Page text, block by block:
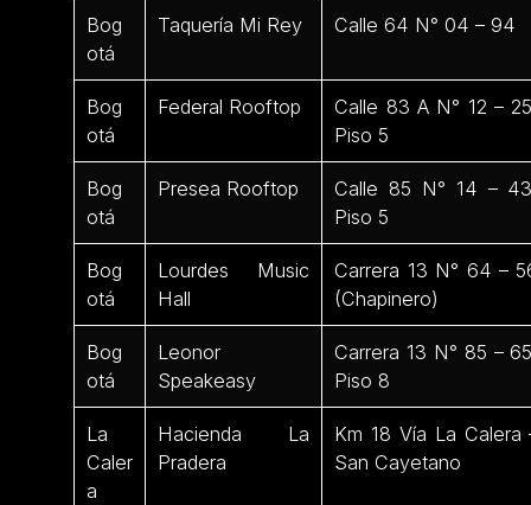
Bog
otá
Taquería Mi Rey Calle 64 N° 04 – 94
Bog
otá
Federal Rooftop
Calle 83 A N° 12 –
Piso 5
Bog
otá
Presea Rooftop
Calle 85 N° 14 –
Piso 5
Bog
otá
Lourdes Music
Hall
Carrera 13 N° 64 –
(Chapinero)
Bog
otá
Leonor
Speakeasy
Carrera 13 N° 85 –
Piso 8
La
Caler
a
Hacienda La
Pradera
Km 18 Vía La Calera
San Cayetano